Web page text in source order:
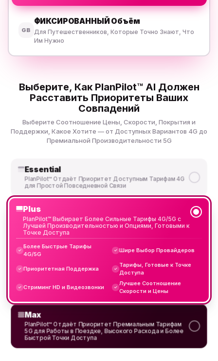
GB
ФИКСИРОВАННЫЙ Объём
Для Путешественников, Которые Точно Знают, Что
Им Нужно
Выберите, Как PlanPilot™ AI Должен
Расставить Приоритеты Ваших
Совпадений
Выберите Соотношение Цены, Скорости, Покрытия и
Поддержки, Какое Хотите — от Доступных Вариантов 4G до
Премиальной Производительности 5G
Essential
PlanPilot™ Отдаёт Приоритет Доступным Тарифам 4G
для Простой Повседневной Связи
Plus
PlanPilot™ Выбирает Более Сильные Тарифы 4G/5G с
Лучшей Производительностью и Опциями, Готовыми к
Точке Доступа
✓
Более Быстрые Тарифы
4G/5G
✓ Шире Выбор Провайдеров
✓ Приоритетная Поддержка ✓
Тарифы, Готовые к Точке
Доступа
✓ Стриминг HD и Видеозвонки ✓
Лучшее Соотношение
Скорости и Цены
Max
PlanPilot™ Отдаёт Приоритет Премиальным Тарифам
5G для Работы в Поездке, Высокого Расхода и Более
Быстрой Точки Доступа